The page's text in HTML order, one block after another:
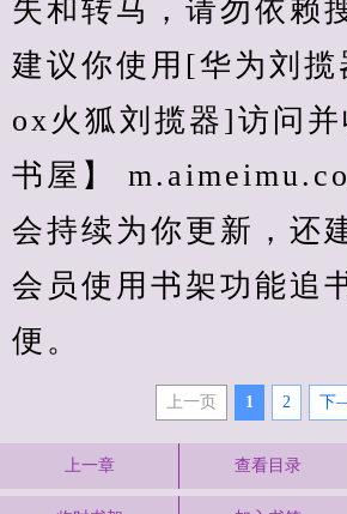
失和转马，请勿依赖
建议你使用[华为刘
ox火狐刘揽器]访问并
书屋】
会持续为你更新，还
会员使用书架功能追
便。
上一页 1 2 下
上一章 查看目录